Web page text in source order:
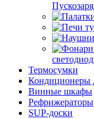
Термосумки
Кондиционеры
Винные шкафы
Рефрижераторы
SUP-доски